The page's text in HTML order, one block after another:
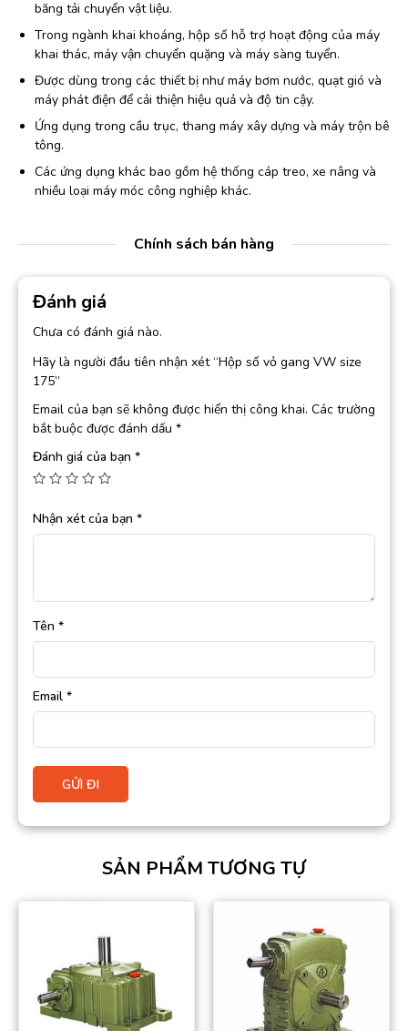
băng tải chuyển vật liệu.
Trong ngành khai khoáng, hộp số hỗ trợ hoạt động của máy
khai thác, máy vận chuyển quặng và máy sàng tuyển.
Được dùng trong các thiết bị như máy bơm nước, quạt gió và
máy phát điện để cải thiện hiệu quả và độ tin cậy.
Ứng dụng trong cầu trục, thang máy xây dựng và máy trộn bê
tông.
Các ứng dụng khác bao gồm hệ thống cáp treo, xe nâng và
nhiều loại máy móc công nghiệp khác.
Chính sách bán hàng
Đánh giá
Chưa có đánh giá nào.
Hãy là người đầu tiên nhận xét “Hộp số vỏ gang VW size
175”
Email của bạn sẽ không được hiển thị công khai. Các trường
bắt buộc được đánh dấu *
Đánh giá của bạn *
Nhận xét của bạn *
Tên *
Email *
SẢN PHẨM TƯƠNG TỰ